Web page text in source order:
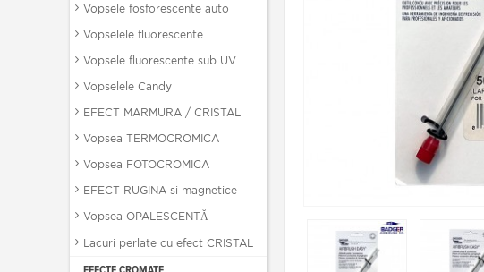
Vopsele fosforescente auto
Vopselele fluorescente
Vopsele fluorescente sub UV
Vopselele Candy
EFECT MARMURA / CRISTAL
Vopsea TERMOCROMICA
Vopsea FOTOCROMICA
EFECT RUGINA si magnetice
Vopsea OPALESCENTĂ
Lacuri perlate cu efect CRISTAL